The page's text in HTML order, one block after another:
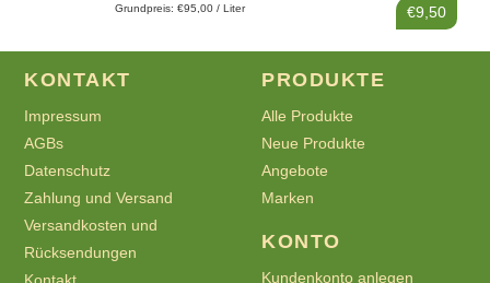
€9,50
Grundpreis: €95,00 / Liter
KONTAKT
Impressum
AGBs
Datenschutz
Zahlung und Versand
Versandkosten und
Rücksendungen
PRODUKTE
Alle Produkte
Neue Produkte
Angebote
Marken
KONTO
Kundenkonto anlegen